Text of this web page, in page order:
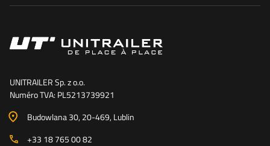
UNITRAILER Sp. z o.o.
Numéro TVA: PL5213739921
Budowlana 30, 20-469, Lublin
+33 18 765 00 82